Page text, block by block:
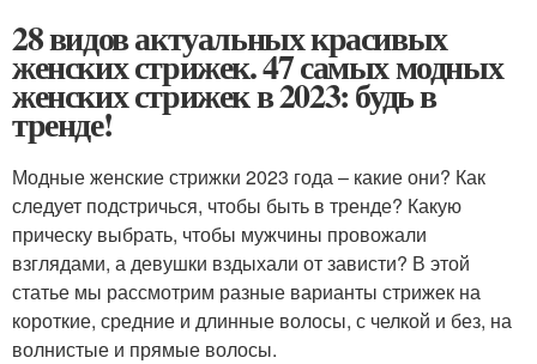
28 видов актуальных красивых
женских стрижек. 47 самых модных
женских стрижек в 2023: будь в
тренде!
Модные женские стрижки 2023 года – какие они? Как
следует подстричься, чтобы быть в тренде? Какую
прическу выбрать, чтобы мужчины провожали
взглядами, а девушки вздыхали от зависти? В этой
статье мы рассмотрим разные варианты стрижек на
короткие, средние и длинные волосы, с челкой и без, на
волнистые и прямые волосы.